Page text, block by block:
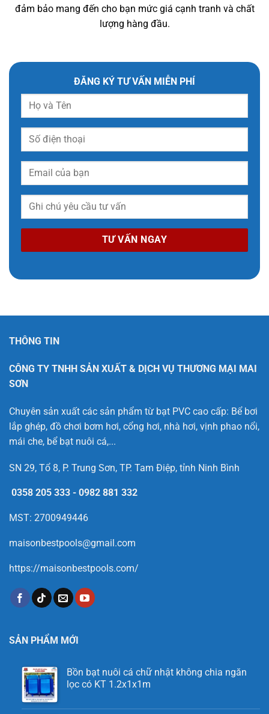
đảm bảo mang đến cho bạn mức giá cạnh tranh và chất
lượng hàng đầu.
ĐĂNG KÝ TƯ VẤN MIỄN PHÍ
THÔNG TIN
CÔNG TY TNHH SẢN XUẤT & DỊCH VỤ THƯƠNG MẠI MAI
SƠN
Chuyên sản xuất các sản phẩm từ bạt PVC cao cấp: Bể bơi
lắp ghép, đồ chơi bơm hơi, cổng hơi, nhà hơi, vịnh phao nổi,
mái che, bể bạt nuôi cá,...
SN 29, Tổ 8, P. Trung Sơn, TP. Tam Điệp, tỉnh Ninh Bình
0358 205 333 - 0982 881 332
MST: 2700949446
maisonbestpools@gmail.com
https://maisonbestpools.com/
SẢN PHẨM MỚI
Bồn bạt nuôi cá chữ nhật không chia ngăn
lọc có KT 1.2x1x1m